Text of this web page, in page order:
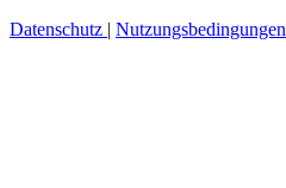
Datenschutz | Nutzungsbedingungen